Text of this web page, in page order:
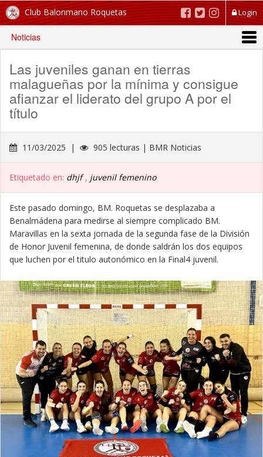
Login
Club Balonmano Roquetas
Noticias
Las juveniles ganan en tierras
malagueñas por la mínima y consigue
afianzar el liderato del grupo A por el
título
11/03/2025 | 905 lecturas | BMR Noticias
Etiquetado en: dhjf , juvenil femenino
Este pasado domingo, BM. Roquetas se desplazaba a
Benalmádena para medirse al siempre complicado BM.
Maravillas en la sexta jornada de la segunda fase de la División
de Honor Juvenil femenina, de donde saldrán los dos equipos
que luchen por el titulo autonómico en la Final4 juvenil.